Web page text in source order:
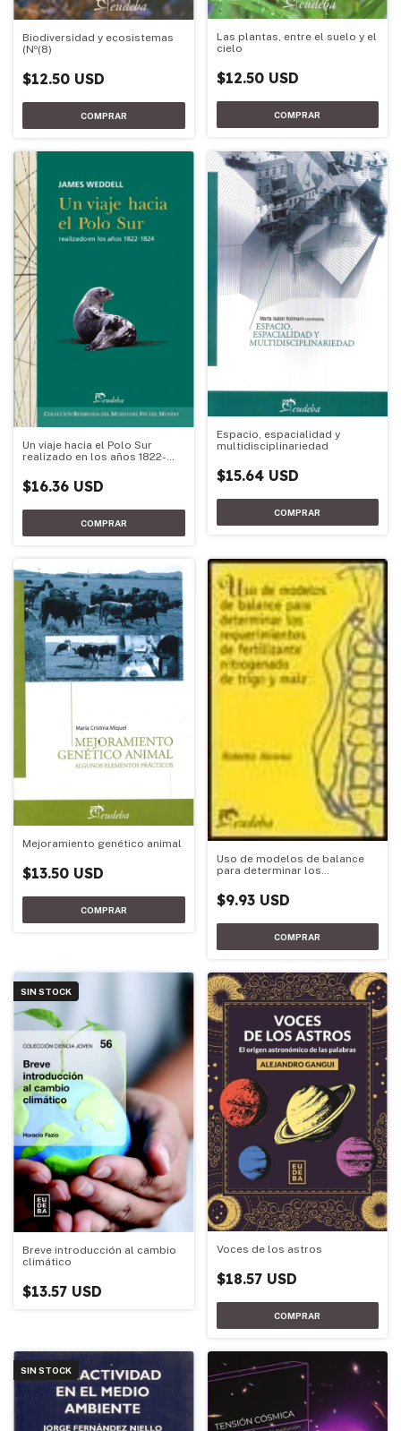
Biodiversidad y ecosistemas
(Nº(8)
$12.50 USD
Las plantas, entre el suelo y el
cielo
$12.50 USD
Un viaje hacia el Polo Sur
realizado en los años 1822-
$16.36 USD
Espacio, espacialidad y
multidisciplinariedad
$15.64 USD
Mejoramiento genético animal
$13.50 USD
Uso de modelos de balance
para determinar los
nitrogenado de trigo y
$9.93 USD
SIN STOCK
Breve introducción al cambio
climático
$13.57 USD
Voces de los astros
$18.57 USD
SIN STOCK